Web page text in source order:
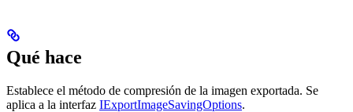
Qué hace
Establece el método de compresión de la imagen exportada. Se
aplica a la interfaz IExportImageSavingOptions.